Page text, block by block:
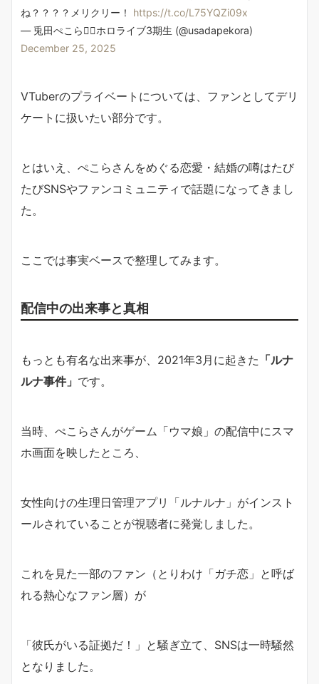
ね？？？？メリクリー！ https://t.co/L75YQZi09x
— 兎田ぺこら👯‍♀️ホロライブ3期生 (@usadapekora)
December 25, 2025
VTuberのプライベートについては、ファンとしてデリ
ケートに扱いたい部分です。
とはいえ、ぺこらさんをめぐる恋愛・結婚の噂はたび
たびSNSやファンコミュニティで話題になってきまし
た。
ここでは事実ベースで整理してみます。
配信中の出来事と真相
もっとも有名な出来事が、2021年3月に起きた 「ルナ
ルナ事件」 です。
当時、ぺこらさんがゲーム「ウマ娘」の配信中にスマ
ホ画面を映したところ、
女性向けの生理日管理アプリ「ルナルナ」がインスト
ールされていることが視聴者に発覚しました。
これを見た一部のファン（とりわけ「ガチ恋」と呼ば
れる熱心なファン層）が
「彼氏がいる証拠だ！」と騒ぎ立て、SNSは一時騒然
となりました。